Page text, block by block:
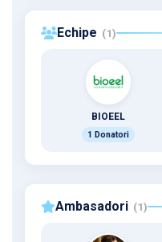
Echipe (1)
BIOEEL
1 Donatori
Ambasadori (1)